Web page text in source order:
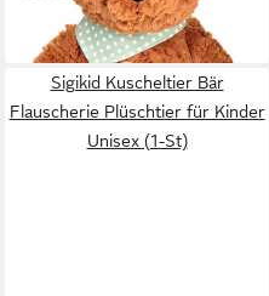
ab 34,99 €
lieferbar - in 3-4 Werktagen bei dir
Sigikid Kuscheltier Bär
Flauscherie Plüschtier für Kinder
Unisex (1-St)